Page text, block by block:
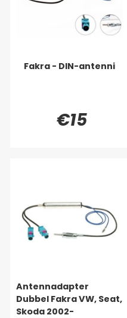
Fakra - DIN-antenni
€15
Antennadapter
Dubbel Fakra VW, Seat,
Skoda 2002-